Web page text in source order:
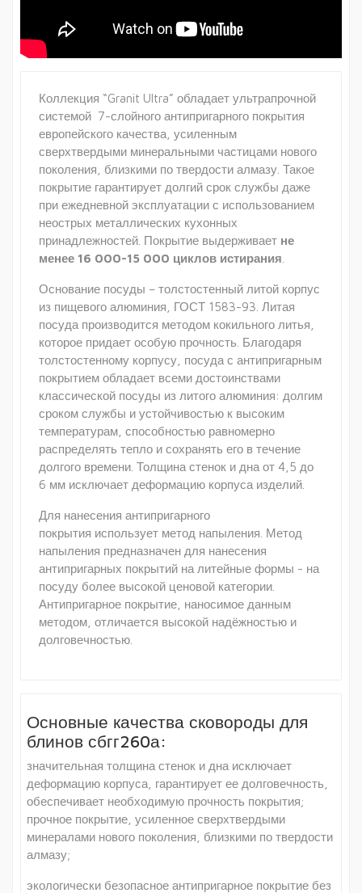
Коллекция “Granit Ultra” обладает ультрапрочной
системой 7-слойного антипригарного покрытия
европейского качества, усиленным
сверхтвердыми минеральными частицами нового
поколения, близкими по твердости алмазу. Такое
покрытие гарантирует долгий срок службы даже
при ежедневной эксплуатации с использованием
неострых металлических кухонных
принадлежностей. Покрытие выдерживает не
менее 16 000-15 000 циклов истирания
Основание посуды – толстостенный литой корпус
из пищевого алюминия, ГОСТ 1583-93. Литая
посуда производится методом кокильного литья,
которое придает особую прочность. Благодаря
толстостенному корпусу, посуда с антипригарным
покрытием обладает всеми достоинствами
классической посуды из литого алюминия: долгим
сроком службы и устойчивостью к высоким
температурам, способностью равномерно
распределять тепло и сохранять его в течение
долгого времени. Толщина стенок и дна от 4,5 до
6 мм исключает деформацию корпуса изделий.
Для нанесения антипригарного
покрытия использует метод напыления. Метод
напыления предназначен для нанесения
антипригарных покрытий на литейные формы - на
посуду более высокой ценовой категории.
Антипригарное покрытие, наносимое данным
методом, отличается высокой надёжностью и
долговечностью.
Основные качества сковороды для
блинов сбгг260а:
значительная толщина стенок и дна исключает
деформацию корпуса, гарантирует ее долговечность,
обеспечивает необходимую прочность покрытия;
прочное покрытие, усиленное сверхтвердыми
минералами нового поколения, близкими по твердости
алмазу;
экологически безопасное антипригарное покрытие без